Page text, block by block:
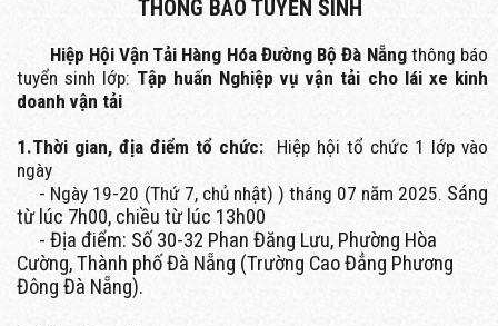
THÔNG BÁO TUYỂN SINH
Hiệp Hội Vận Tải Hàng Hóa Đường Bộ Đà Nẵngthông báo
tuyển sinh lớp: Tập huấn Nghiệp vụ vận tải cho lái xe kinh
doanh vận tải
1.Thời gian, địa điểm tổ chức: Hiệp hội tổ chức 1 lớp vào
ngày
- Ngày 19-20 (Thứ 7, chủ nhật) ) tháng 07 năm 2025. Sáng
từ lúc 7h00, chiều từ lúc 13h00
- Địa điểm: Số 30-32 Phan Đăng Lưu, Phường Hòa
Cường, Thành phố Đà Nẵng (Trường Cao Đẳng Phương
Đông Đà Nẵng).